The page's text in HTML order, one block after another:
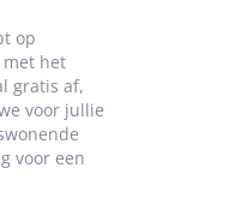
op
het
gratis af,
voor jullie
voor een